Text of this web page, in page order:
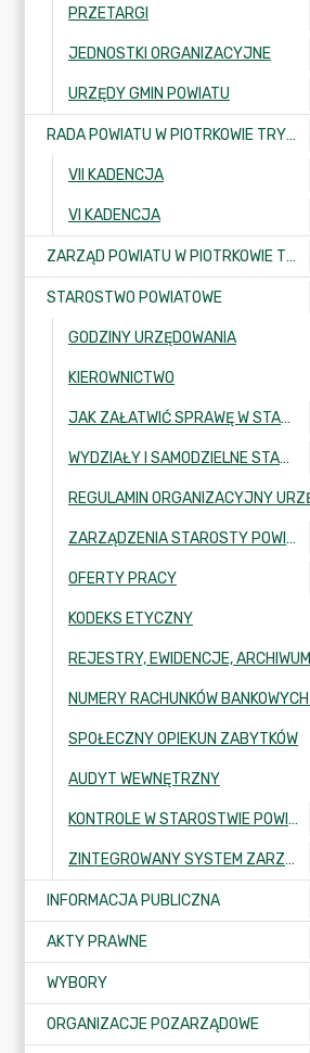
PRZETARGI
JEDNOSTKI ORGANIZACYJNE
URZĘDY GMIN POWIATU
RADA POWIATU W PIOTRKOWIE TRYBUNALSKIM
VII KADENCJA
VI KADENCJA
ZARZĄD POWIATU W PIOTRKOWIE TRYBUNALSKIM
STAROSTWO POWIATOWE
GODZINY URZĘDOWANIA
KIEROWNICTWO
JAK ZAŁATWIĆ SPRAWĘ W STAROSTWIE
WYDZIAŁY I SAMODZIELNE STANOWISKA
ZARZĄDZENIA STAROSTY POWIATU PIOTRKOWSKIEGO
OFERTY PRACY
KODEKS ETYCZNY
REJESTRY, EWIDENCJE, ARCHIWUM
SPOŁECZNY OPIEKUN ZABYTKÓW
AUDYT WEWNĘTRZNY
KONTROLE W STAROSTWIE POWIATOWYM
ZINTEGROWANY SYSTEM ZARZĄDZANIA
INFORMACJA PUBLICZNA
AKTY PRAWNE
WYBORY
ORGANIZACJE POZARZĄDOWE